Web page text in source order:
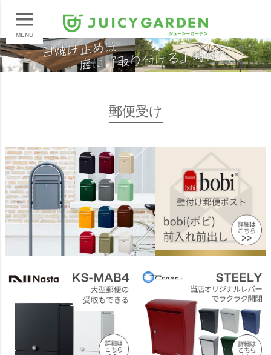
MENU
郵便受け